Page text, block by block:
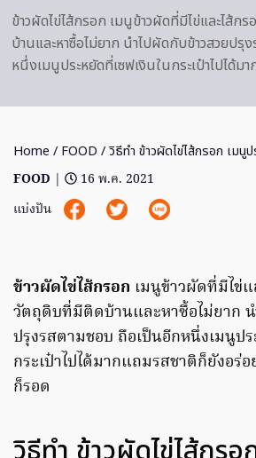
ข้าวผัดไข่ไส้กรอก เมนูข้าวผัดที่มีไข่และไส้ก
บ้านและหาซื้อไม่ยาก นำไปผัดกับข้าวสวยปรุ
หนึ่งเมนูประหยัดที่เซฟเงินในกระเป๋าไปได้มา
Home / FOOD / วิธีทำ ข้าวผัดไข่ไส้กรอก เมนู
FOOD |
16 พ.ค. 2021
แบ่งปัน
ข้าวผัดไข่ไส้กรอก เมนูข้าวผัดที่มีไข่
วัตถุดิบที่มีติดบ้านและหาซื้อไม่ยาก
ปรุงรสตามชอบ ถือเป็นอีกหนึ่งเมนูป
กระเป๋าไปได้มากแถมรสชาติก็ยังอร่
ก็รอด